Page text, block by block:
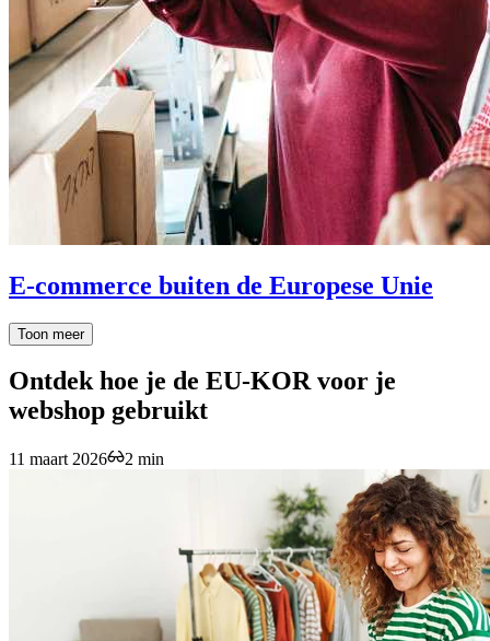
E-commerce buiten de Europese Unie
Toon meer
Ontdek hoe je de EU-KOR voor je
webshop gebruikt
11 maart 2026 2 min